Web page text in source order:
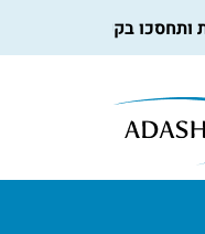
בקניות הבאות,